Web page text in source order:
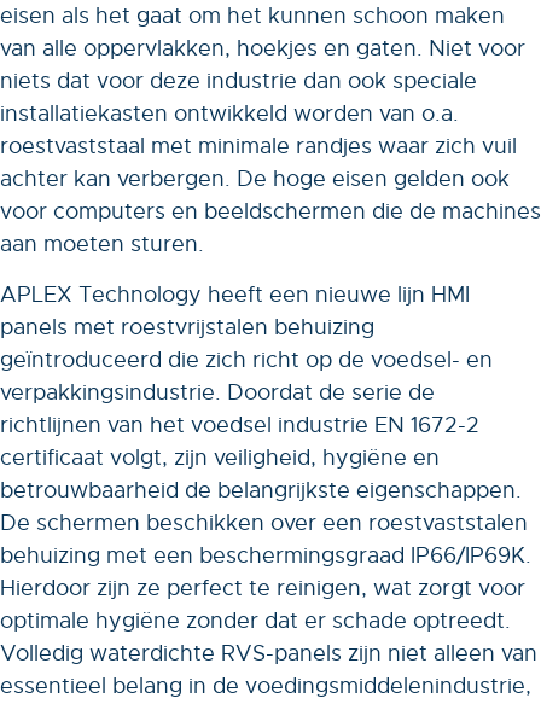
eisen als het gaat om het kunnen schoon maken
van alle oppervlakken, hoekjes en gaten. Niet voor
niets dat voor deze industrie dan ook speciale
installatiekasten ontwikkeld worden van o.a.
roestvaststaal met minimale randjes waar zich vuil
achter kan verbergen. De hoge eisen gelden ook
voor computers en beeldschermen die de machines
aan moeten sturen.
APLEX Technology heeft een nieuwe lijn HMI
panels met roestvrijstalen behuizing
geïntroduceerd die zich richt op de voedsel- en
verpakkingsindustrie. Doordat de serie de
richtlijnen van het voedsel industrie EN 1672-2
certificaat volgt, zijn veiligheid, hygiëne en
betrouwbaarheid de belangrijkste eigenschappen.
De schermen beschikken over een roestvaststalen
behuizing met een beschermingsgraad IP66/IP69K.
Hierdoor zijn ze perfect te reinigen, wat zorgt voor
optimale hygiëne zonder dat er schade optreedt.
Volledig waterdichte RVS-panels zijn niet alleen van
essentieel belang in de voedingsmiddelenindustrie,